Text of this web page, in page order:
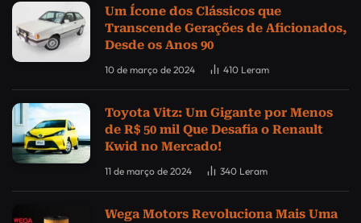
Um Ícone dos Clássicos que
Transcende Gerações de Aficionados,
Desde os Anos 90
10 de março de 2024 410 Leram
Toyota Vitz: Um Gigante por Menos
de R$ 50 mil Que Desafia o Renault
Kwid no Mercado!
11 de março de 2024 340 Leram
Wega Motors Revoluciona Mais Uma